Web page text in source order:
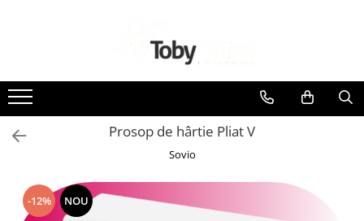
Black Friday
Idei cadouri
Produs in Romania
Solutii arhivare EcoToby
Prosop de hârtie Pliat V
Sovio
-12% NOU